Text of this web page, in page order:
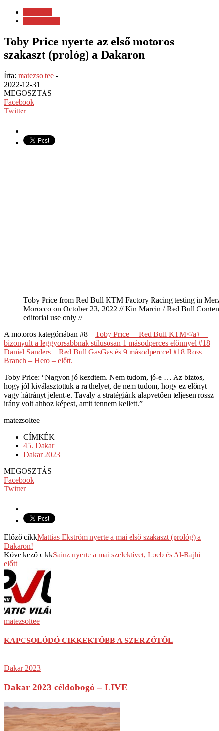
Toby Price nyerte az első motoros
szakaszt (prológ) a Dakaron
Írta: matezsoltee -
2022-12-31
MEGOSZTÁS
Facebook
Twitter
Toby Price from Red Bull KTM Factory Racing testing in
Morocco on October 23, 2022 // Kin Marcin / Red Bull
editorial use only //
A motoros kategóriában #8 – Toby Price – Red Bull KTM</a# –
bizonyult a leggyorsabbnak stílusosan 1 másodperces előnnyel #18
Daniel Sanders – Red Bull GasGas és 9 másodperccel #18 Ross
Branch – Hero – előtt.
Toby Price: “Nagyon jó kezdtem. Nem tudom, jó-e … Az biztos,
hogy jól kiválasztottuk a rajthelyet, de nem tudom, hogy ez előnyt
vagy hátrányt jelent-e. Tavaly a stratégiánk alapvetően teljesen rossz
irány volt ahhoz képest, amit tennem kellett.”
matezsoltee
CÍMKÉK
45. Dakar
Dakar 2023
MEGOSZTÁS
Facebook
Twitter
Előző cikkMattias Ekström nyerte a mai első szakaszt (prológ) a
Dakaron!
Következő cikkSainz nyerte a mai szelektívet, Loeb és Al-Rajhi
előtt
matezsoltee
KAPCSOLÓDÓ CIKKEKTÖBB A SZERZŐTŐL
Dakar 2023
Dakar 2023 céldobogó – LIVE